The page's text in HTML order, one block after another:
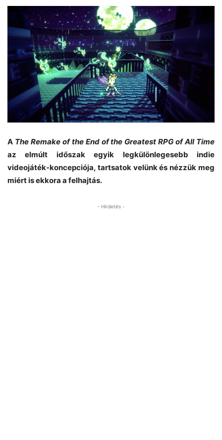
A The Remake of the End of the Greatest RPG of All Time
az elmúlt időszak egyik legkülönlegesebb indie
videojáték-koncepciója, tartsatok velünk és nézzük meg
miért is ekkora a felhajtás.
- Hirdetés -